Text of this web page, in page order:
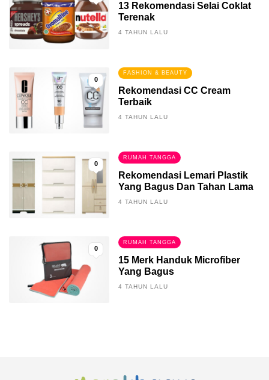
13 Rekomendasi Selai Coklat
Terenak
4 TAHUN LALU
0
FASHION & BEAUTY
Rekomendasi CC Cream
Terbaik
4 TAHUN LALU
0
RUMAH TANGGA
Rekomendasi Lemari Plastik
Yang Bagus Dan Tahan Lama
4 TAHUN LALU
0
RUMAH TANGGA
15 Merk Handuk Microfiber
Yang Bagus
4 TAHUN LALU